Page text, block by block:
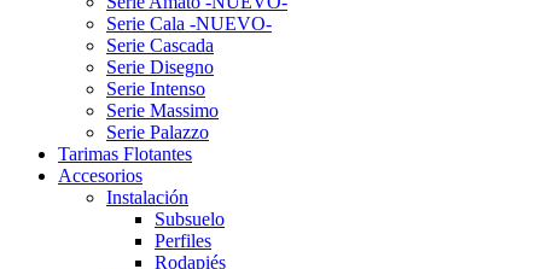
Serie Cala -NUEVO-
Serie Cascada
Serie Disegno
Serie Intenso
Serie Massimo
Serie Palazzo
Tarimas Flotantes
Accesorios
Instalación
Subsuelo
Perfiles
Rodapiés